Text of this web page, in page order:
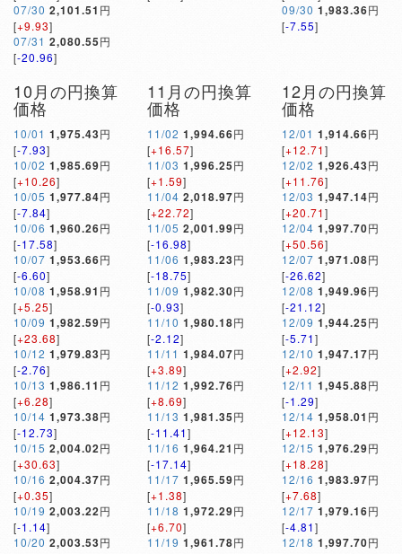
07/30 2,101.51 円
[+9.93]
07/31 2,080.55円
[-20.96]
09/30 1,983.36円
[-7.55]
10月の円換算
価格
10/01 1,975.43円
[-7.93]
10/02 1,985.69円
[+10.26]
10/05 1,977.84円
[-7.84]
10/06 1,960.26円
[-17.58]
10/07 1,953.66円
[-6.60]
10/08 1,958.91 円
[+5.25]
10/09 1,982.59円
[+23.68]
10/12 1,979.83円
[-2.76]
10/13 1,986.11 円
[+6.28]
10/14 1,973.38円
[-12.73]
10/15 2,004.02円
[+30.63]
10/16 2,004.37円
[+0.35]
10/19 2,003.22円
[-1.14]
10/20 2,003.53円
11月の円換算
価格
11/02 1,994.66円
[+16.57]
11/03 1,996.25円
[+1.59]
11/04 2,018.97円
[+22.72]
11/05 2,001.99円
[-16.98]
11/06 1,983.23円
[-18.75]
11/09 1,982.30円
[-0.93]
11/10 1,980.18円
[-2.12]
11/11 1,984.07円
[+3.89]
11/12 1,992.76円
[+8.69]
11/13 1,981.35円
[-11.41]
11/16 1,964.21 円
[-17.14]
11/17 1,965.59円
[+1.38]
11/18 1,972.29円
[+6.70]
11/19 1,961.78円
12月の円換算
価格
12/01 1,914.66円
[+12.71]
12/02 1,926.43円
[+11.76]
12/03 1,947.14円
[+20.71]
12/04 1,997.70円
[+50.56]
12/07 1,971.08円
[-26.62]
12/08 1,949.96円
[-21.12]
12/09 1,944.25円
[-5.71]
12/10 1,947.17円
[+2.92]
12/11 1,945.88円
[-1.29]
12/14 1,958.01 円
[+12.13]
12/15 1,976.29円
[+18.28]
12/16 1,983.97円
[+7.68]
12/17 1,979.16円
[-4.81]
12/18 1,997.70円